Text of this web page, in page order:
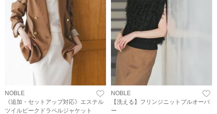
NOBLE
《追加・セットアップ対応》エステル
ツイルピークドラペルジャケット
NOBLE
【洗える】フリンジニットプルオーバ
ー